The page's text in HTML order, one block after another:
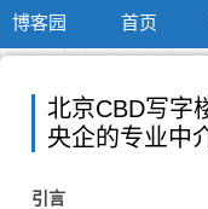
博客园 首页
北京CBD写字
央企的专业中
引言